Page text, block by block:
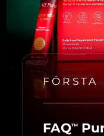
FÖRSTA
FAQ™